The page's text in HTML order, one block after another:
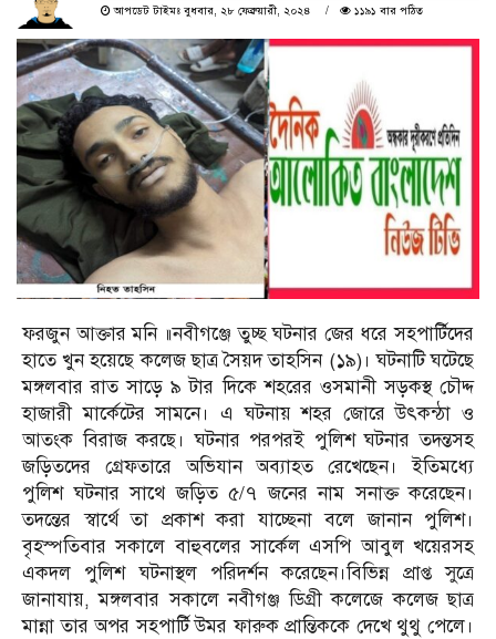
আপডেট টাইমঃ বুধবার, ২৮ ফেব্রুয়ারী, ২০২৪
১১৯১ বার পঠিত
ফরজুন আক্তার মনি ॥নবীগঞ্জে তুচ্ছ ঘটনার জের ধরে সহপার্টিদের
হাতে খুন হয়েছে কলেজ ছাত্র সৈয়দ তাহসিন (১৯)। ঘটনাটি ঘটেছে
মঙ্গলবার রাত সাড়ে ৯ টার দিকে শহরের ওসমানী সড়কস্থ চৌদ্দ
হাজারী মার্কেটের সামনে। এ ঘটনায় শহর জোরে উৎকন্ঠা ও
আতংক বিরাজ করছে। ঘটনার পরপরই পুলিশ ঘটনার তদন্তসহ
জড়িতদের গ্রেফতারে অভিযান অব্যাহত রেখেছেন। ইতিমধ্যে
পুলিশ ঘটনার সাথে জড়িত ৫/৭ জনের নাম সনাক্ত করেছেন।
তদন্তের স্বার্থে তা প্রকাশ করা যাচ্ছেনা বলে জানান পুলিশ।
বৃহস্পতিবার সকালে বাহুবলের সার্কেল এসপি আবুল খয়েরসহ
একদল পুলিশ ঘটনাস্থল পরিদর্শন করেছেন।বিভিন্ন প্রাপ্ত সুত্রে
জানাযায়, মঙ্গলবার সকালে নবীগঞ্জ ডিগ্রী কলেজে কলেজ ছাত্র
মান্না তার অপর সহপার্টি উমর ফারুক প্রান্তিককে দেখে থুথু পেলে।